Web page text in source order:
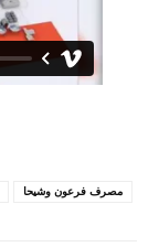
مصرف فرعون وشيحا